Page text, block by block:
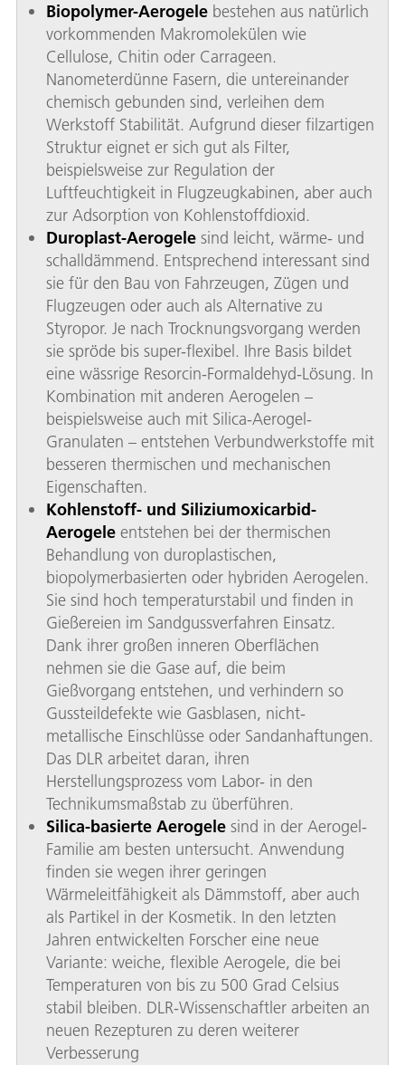
Biopolymer-Aerogele bestehen aus natürlich
vorkommenden Makromolekülen wie
Cellulose, Chitin oder Carrageen.
Nanometerdünne Fasern, die untereinander
chemisch gebunden sind, verleihen dem
Werkstoff Stabilität. Aufgrund dieser filzartigen
Struktur eignet er sich gut als Filter,
beispielsweise zur Regulation der
Luftfeuchtigkeit in Flugzeugkabinen, aber auch
zur Adsorption von Kohlenstoffdioxid.
Duroplast-Aerogele sind leicht, wärme- und
schalldämmend. Entsprechend interessant sind
sie für den Bau von Fahrzeugen, Zügen und
Flugzeugen oder auch als Alternative zu
Styropor. Je nach Trocknungsvorgang werden
sie spröde bis super-flexibel. Ihre Basis bildet
eine wässrige Resorcin-Formaldehyd-Lösung. In
Kombination mit anderen Aerogelen –
beispielsweise auch mit Silica-Aerogel-
Granulaten – entstehen Verbundwerkstoffe mit
besseren thermischen und mechanischen
Eigenschaften.
Kohlenstoff- und Siliziumoxicarbid-
Aerogele entstehen bei der thermischen
Behandlung von duroplastischen,
biopolymerbasierten oder hybriden Aerogelen.
Sie sind hoch temperaturstabil und finden in
Gießereien im Sandgussverfahren Einsatz.
Dank ihrer großen inneren Oberflächen
nehmen sie die Gase auf, die beim
Gießvorgang entstehen, und verhindern so
Gussteildefekte wie Gasblasen, nicht-
metallische Einschlüsse oder Sandanhaftungen.
Das DLR arbeitet daran, ihren
Herstellungsprozess vom Labor- in den
Technikumsmaßstab zu überführen.
Silica-basierte Aerogele sind in der Aerogel-
Familie am besten untersucht. Anwendung
finden sie wegen ihrer geringen
Wärmeleitfähigkeit als Dämmstoff, aber auch
als Partikel in der Kosmetik. In den letzten
Jahren entwickelten Forscher eine neue
Variante: weiche, flexible Aerogele, die bei
Temperaturen von bis zu 500 Grad Celsius
stabil bleiben. DLR-Wissenschaftler arbeiten an
neuen Rezepturen zu deren weiterer
Verbesserung